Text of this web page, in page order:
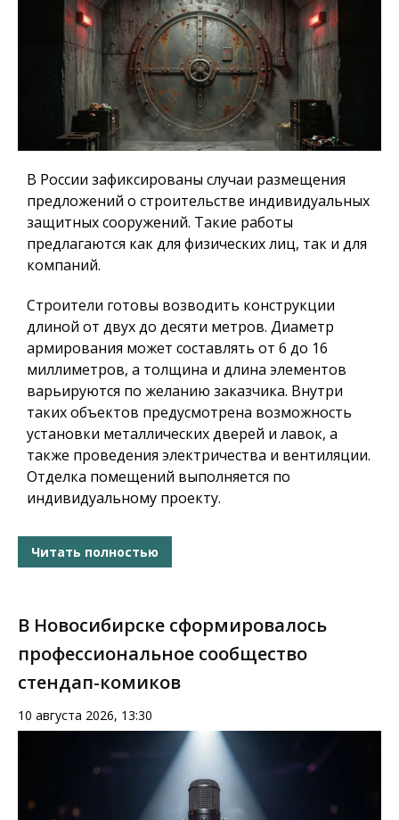
В России зафиксированы случаи размещения
предложений о строительстве индивидуальных
защитных сооружений. Такие работы
предлагаются как для физических лиц, так и для
компаний.
Строители готовы возводить конструкции
длиной от двух до десяти метров. Диаметр
армирования может составлять от 6 до 16
миллиметров, а толщина и длина элементов
варьируются по желанию заказчика. Внутри
таких объектов предусмотрена возможность
установки металлических дверей и лавок, а
также проведения электричества и вентиляции.
Отделка помещений выполняется по
индивидуальному проекту.
Читать полностью
В Новосибирске сформировалось
профессиональное сообщество
стендап-комиков
10 августа 2026, 13:30